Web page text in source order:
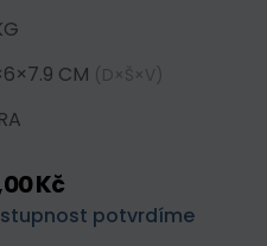
CM (D×Š×V)
Kč
potvrdíme